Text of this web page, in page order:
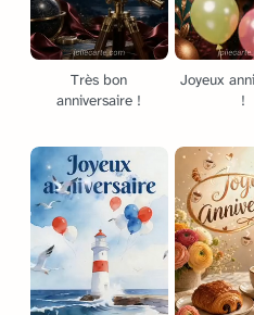
Très bon
anniversaire !
Joyeux
!